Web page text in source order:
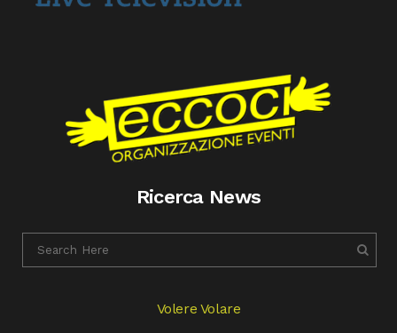
Ricerca News
Volere Volare